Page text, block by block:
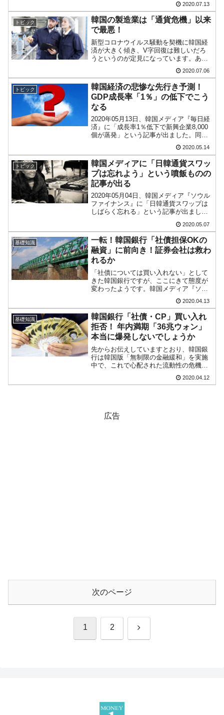
あの李柱烈(イ・ジュヨル)総裁は「IMFと
は見解の相違が...
2020.07.13
トピック
韓国の製造業は「通貨危機」以来
で最悪！
新型コロナウイルス騒動を契機に韓国経
済が大きく傾き、V字回復は難しいだろ
うというのが定見になっています。あの
も、「コロナ騒動は『夕立』だと思って
いたら『梅雨』だった」という発言をし
ているほどです。とこ...
2020.07.06
トピック
韓国経済の悲惨な先行き予測！
GDP成長率「1％」の低下でこう
なる
2020年05月13日、韓国メディア『毎日経
済』に「成長率1％低下で新興企業8,000
個が蒸発」という記事が出ました。同記
事は『韓国経済研究院』が発表した「コ
ロナ19による成長萎縮の影響分析 」とい
うリポートを基にしているのですが、ま
あ悲惨...
2020.05.14
トピック
韓国メディアに「日韓通貨スワッ
プは忘れよう」という噴飯ものの
記事が出る
2020年05月04日、韓国メディア『ソウル
ファイナンス』に「日韓通貨スワップは
しばらく忘れる」という記事が出まし
だきたい」という記事ですが、非常にバ
カな興味深い内容となっています。以下
に一部を引用します...
2020.05.07
基礎知識
一転！韓国銀行「社債担保OKの
融資」に前向き！証券会社は救わ
れるか
「社債については買い入れない」として
きた韓国銀行ですが、ここにきて態度が
変わったようです。韓国メディア『ソウ
に引用します。韓国銀行は、新型コロナ
ウイルス感染症（コロナ19）事態に伴う
金融市場のリス...
2020.04.13
基礎知識
韓国銀行「社債・CP」買い入れ
拒否！ 年内満期「36兆ウォン」
本当に爆発しないでしょうか
先からお伝えしていますとおり、韓国銀
行は韓国版「無制限の金融緩和」を実施
中で、これで心配された流動性の危機
乗り切ろうとしています。韓国では「社
2020.04.12
広告
次のページ
1 2 次